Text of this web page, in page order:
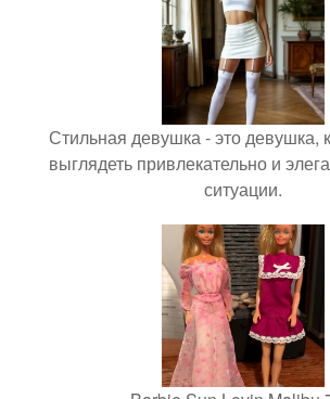
Стильная девушка - это девушка,
выглядеть привлекательно и
ситуации.